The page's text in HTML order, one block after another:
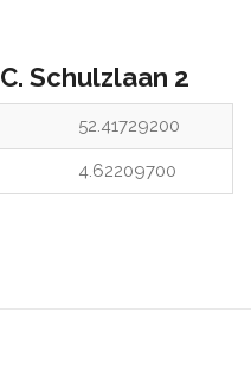
C. Schulzlaan 2
52.41729200
4.62209700